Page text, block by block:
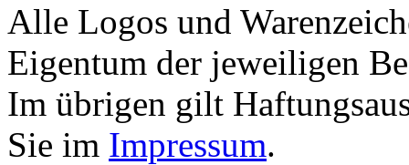
Alle Logos und
Eigentum der jeweiligen
Im übrigen gilt
Sie im Impressum.